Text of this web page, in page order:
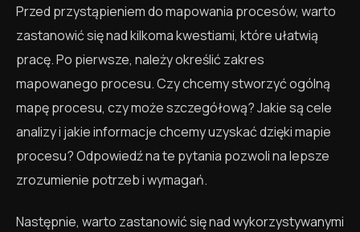
Przed przystąpieniem do mapowania procesów, warto
zastanowić się nad kilkoma kwestiami, które ułatwią
pracę. Po pierwsze, należy określić zakres
mapowanego procesu. Czy chcemy stworzyć ogólną
mapę procesu, czy może szczegółową? Jakie są cele
analizy i jakie informacje chcemy uzyskać dzięki mapie
procesu? Odpowiedź na te pytania pozwoli na lepsze
zrozumienie potrzeb i wymagań.
Następnie, warto zastanowić się nad wykorzystywanymi